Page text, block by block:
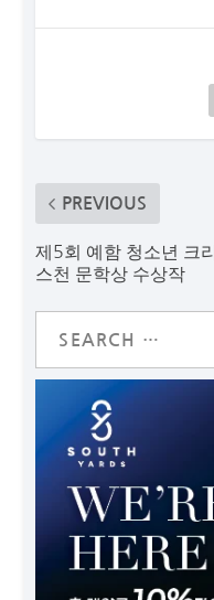
PREVIOUS
제5회 예함 청소년 크리
스천 문학상 수상작